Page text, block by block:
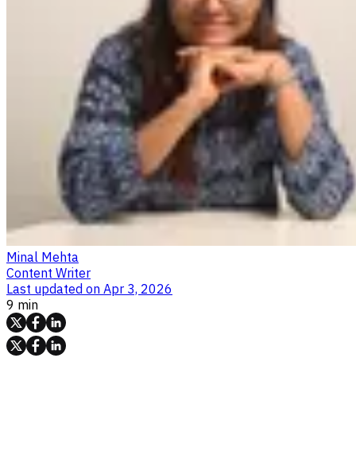
Minal Mehta
Content Writer
Last updated on Apr 3, 2026
9 min